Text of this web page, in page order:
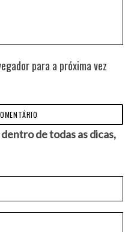
para a próxima vez
de todas as dicas,